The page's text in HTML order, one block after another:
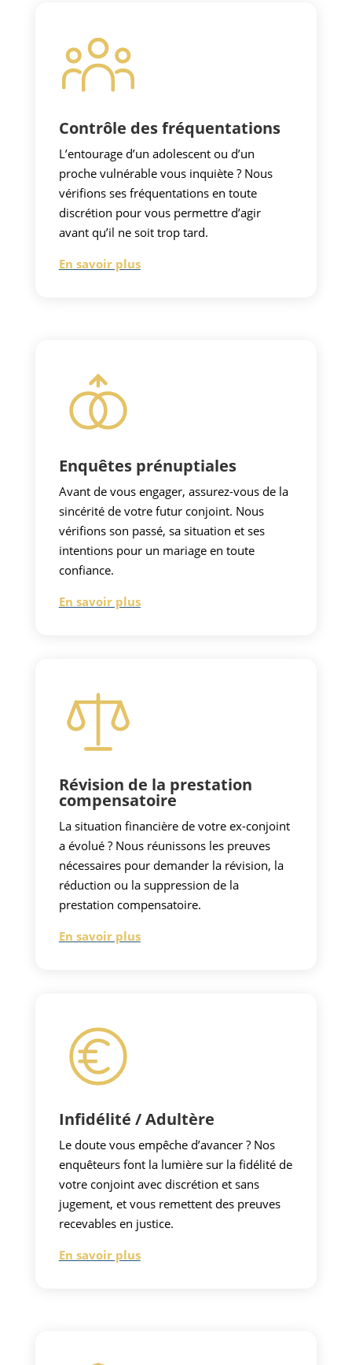
Contrôle des fréquentations
L’entourage d’un adolescent ou d’un
proche vulnérable vous inquiète ? Nous
vérifions ses fréquentations en toute
discrétion pour vous permettre d’agir
avant qu’il ne soit trop tard.
En savoir plus
Enquêtes prénuptiales
Avant de vous engager, assurez-vous de la
sincérité de votre futur conjoint. Nous
vérifions son passé, sa situation et ses
intentions pour un mariage en toute
confiance.
En savoir plus
Révision de la prestation
compensatoire
La situation financière de votre ex-conjoint
a évolué ? Nous réunissons les preuves
nécessaires pour demander la révision, la
réduction ou la suppression de la
prestation compensatoire.
En savoir plus
Infidélité / Adultère
Le doute vous empêche d’avancer ? Nos
enquêteurs font la lumière sur la fidélité de
votre conjoint avec discrétion et sans
jugement, et vous remettent des preuves
recevables en justice.
En savoir plus